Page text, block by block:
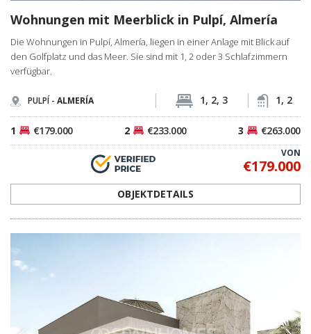
Wohnungen mit Meerblick in Pulpí, Almería
Die Wohnungen in Pulpí, Almería, liegen in einer Anlage mit Blick auf
den Golfplatz und das Meer. Sie sind mit 1, 2 oder 3 Schlafzimmern
verfügbar.
PULPÍ - ALMERÍA 1, 2, 3 1, 2
1 €179.000 2 €233.000 3 €263.000
VON
€179.000
OBJEKTDETAILS